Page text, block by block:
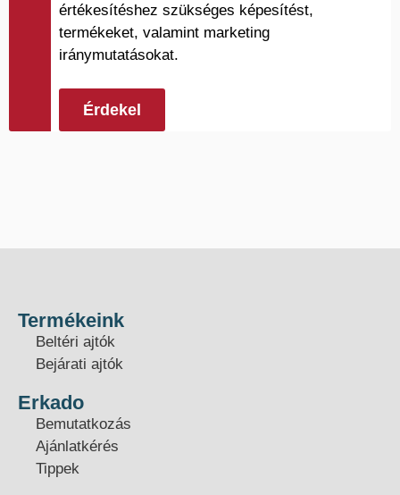
értékesítéshez szükséges képesítést,
termékeket, valamint marketing
iránymutatásokat.
Érdekel
Termékeink
Beltéri ajtók
Bejárati ajtók
Erkado
Bemutatkozás
Ajánlatkérés
Tippek